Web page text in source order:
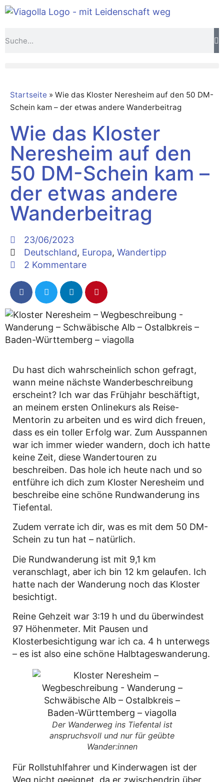
Startseite » Wie das Kloster Neresheim auf den 50 DM-
Schein kam – der etwas andere Wanderbeitrag
Wie das Kloster
Neresheim auf den
50 DM-Schein kam –
der etwas andere
Wanderbeitrag
23/06/2023
Deutschland, Europa, Wandertipp
2 Kommentare
Du hast dich wahrscheinlich schon gefragt,
wann meine nächste Wanderbeschreibung
erscheint? Ich war das Frühjahr beschäftigt,
an meinem ersten Onlinekurs als Reise-
Mentorin zu arbeiten und es wird dich freuen,
dass es ein toller Erfolg war. Zum Ausspannen
war ich immer wieder wandern, doch ich hatte
keine Zeit, diese Wandertouren zu
beschreiben. Das hole ich heute nach und so
entführe ich dich zum Kloster Neresheim und
beschreibe eine schöne Rundwanderung ins
Tiefental.
Zudem verrate ich dir, was es mit dem 50 DM-
Schein zu tun hat – natürlich.
Die Rundwanderung ist mit 9,1 km
veranschlagt, aber ich bin 12 km gelaufen. Ich
hatte nach der Wanderung noch das Kloster
besichtigt.
Reine Gehzeit war 3:19 h und du überwindest
97 Höhenmeter. Mit Pausen und
Klosterbesichtigung war ich ca. 4 h unterwegs
– es ist also eine schöne Halbtageswanderung.
Der Wanderweg ins Tiefental ist
anspruchsvoll und nur für geübte
Wander:innen
Für Rollstuhlfahrer und Kinderwagen ist der
Weg nicht geeignet, da er zwischendrin über